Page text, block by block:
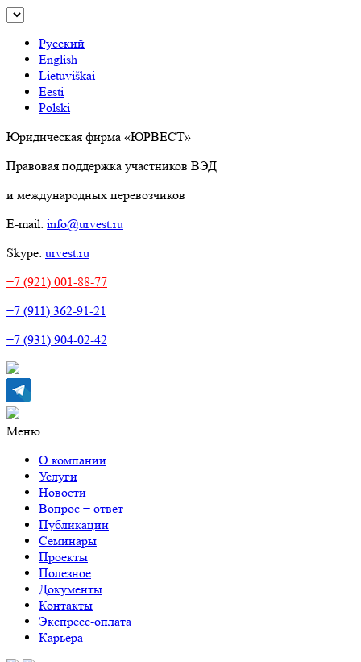
Русский
English
Lietuviškai
Eesti
Polski
Юридическая фирма «ЮРВЕСТ»
Правовая поддержка участников ВЭД
и международных перевозчиков
E-mail: info@urvest.ru
Skype: urvest.ru
+7 (921) 001-88-77
+7 (911) 362-91-21
+7 (931) 904-02-42
Меню
О компании
Услуги
Новости
Вопрос − ответ
Публикации
Семинары
Проекты
Полезное
Документы
Контакты
Экспресс-оплата
Карьера